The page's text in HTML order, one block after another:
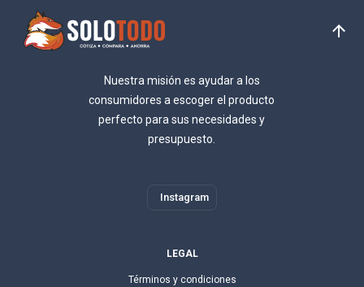
Nuestra misión es ayudar a los
consumidores a escoger el producto
perfecto para sus necesidades y
presupuesto.
Instagram
LEGAL
Términos y condiciones